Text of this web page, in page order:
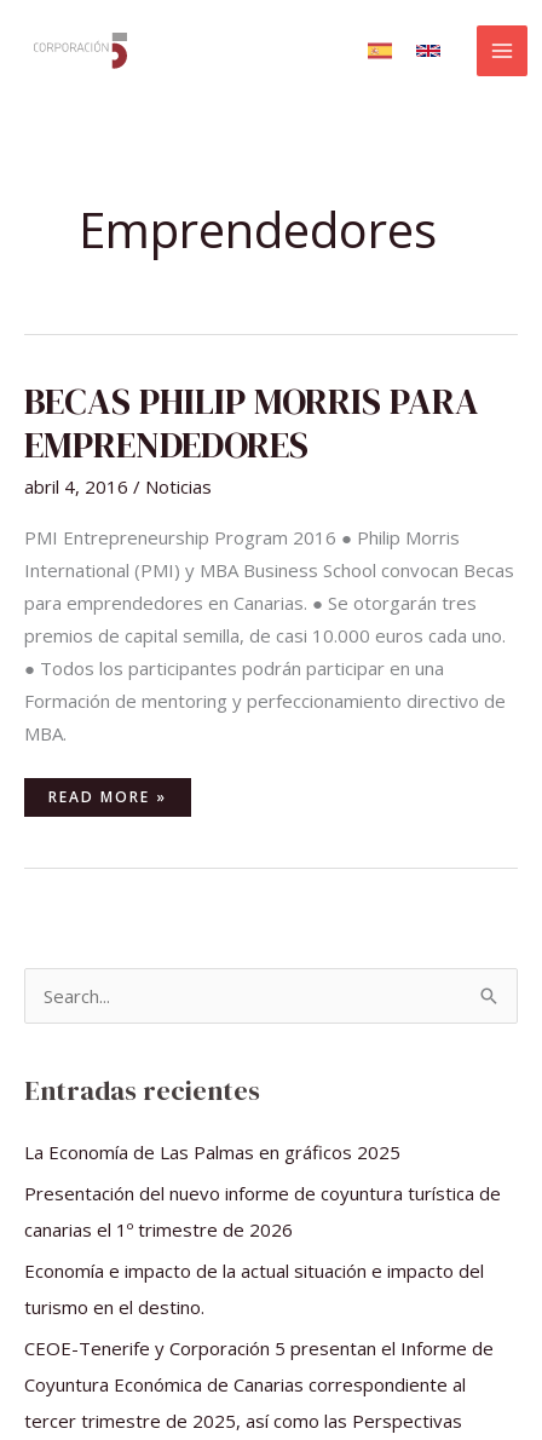
Emprendedores
BECAS PHILIP MORRIS PARA
EMPRENDEDORES
abril 4, 2016 / Noticias
PMI Entrepreneurship Program 2016 ● Philip Morris
International (PMI) y MBA Business School convocan Becas
para emprendedores en Canarias. ● Se otorgarán tres
premios de capital semilla, de casi 10.000 euros cada uno.
● Todos los participantes podrán participar en una
Formación de mentoring y perfeccionamiento directivo de
MBA.
BECAS
PHILIP
MORRIS
PARA
EMPRENDEDORES
READ MORE »
a
r
Entradas recientes
La Economía de Las Palmas en gráficos 2025
Presentación del nuevo informe de coyuntura turística de
canarias el 1º trimestre de 2026
Economía e impacto de la actual situación e impacto del
turismo en el destino.
CEOE-Tenerife y Corporación 5 presentan el Informe de
Coyuntura Económica de Canarias correspondiente al
tercer trimestre de 2025, así como las Perspectivas